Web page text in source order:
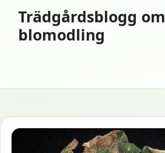
innehåll
Trädgårdsblogg om
blomodling